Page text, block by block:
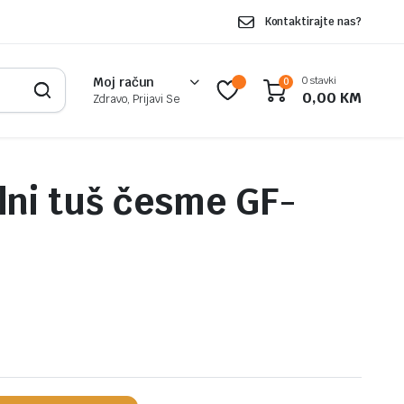
Kontaktirajte nas?
Moj račun
Zdravo, Prijavi Se
0 0 stavki
0,00 KM
tuš česme GF-